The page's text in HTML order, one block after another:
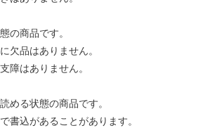
商品です。
品はありません。
はありません。
る状態の商品です。
込があることがあります。